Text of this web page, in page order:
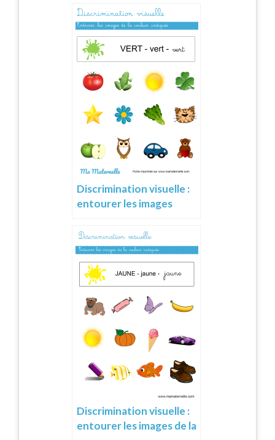
Discrimination visuelle :
entourer les images
Discrimination visuelle :
entourer les images de la